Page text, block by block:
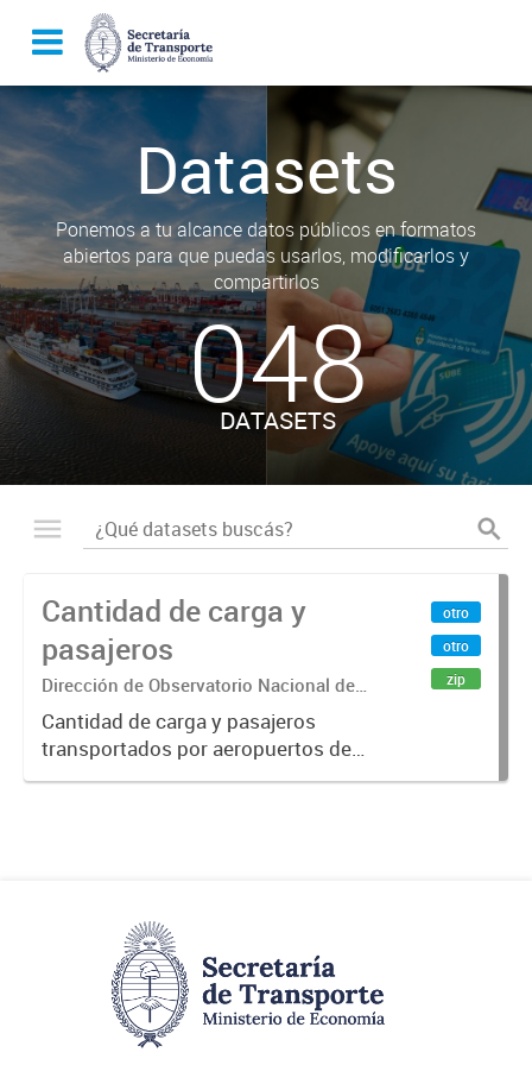
Datasets
Ponemos a tu alcance datos públicos en formatos
abiertos para que puedas usarlos, modificarlos y
compartirlos
048
DATASETS
Cantidad de carga y
pasajeros
Dirección de Observatorio Nacional de
Transporte
Cantidad de carga y pasajeros
transportados por aeropuertos de
la República Argentina. Fuente: Sig
otro
otro
zip